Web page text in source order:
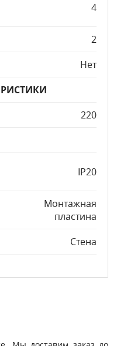
4
2
Нет
220
IP20
Монтажная
пластина
Стена